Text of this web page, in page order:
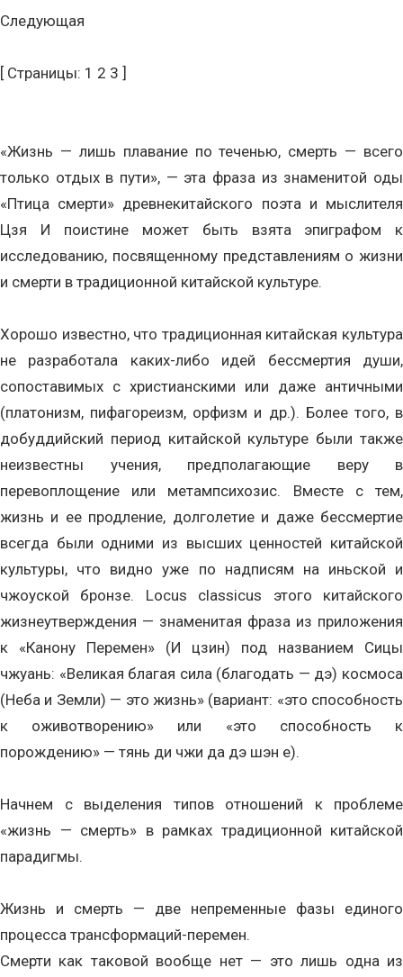
Следующая
[ Страницы: 1 2 3 ]
«Жизнь — лишь плавание по теченью, смерть — всего
только отдых в пути», — эта фраза из знаменитой оды
«Птица смерти» древнекитайского поэта и мыслителя
Цзя И поистине может быть взята эпиграфом к
исследованию, посвященному представлениям о жизни
и смерти в традиционной китайской культуре.
Хорошо известно, что традиционная китайская культура
не разработала каких-либо идей бессмертия души,
сопоставимых с христианскими или даже античными
(платонизм, пифагореизм, орфизм и др.). Более того, в
добуддийский период китайской культуре были также
неизвестны учения, предполагающие веру в
перевоплощение или метампсихозис. Вместе с тем,
жизнь и ее продление, долголетие и даже бессмертие
всегда были одними из высших ценностей китайской
культуры, что видно уже по надписям на иньской и
чжоуской бронзе. Locus classicus этого китайского
жизнеутверждения — знаменитая фраза из приложения
к «Канону Перемен» (И цзин) под названием Сицы
чжуань: «Великая благая сила (благодать — дэ) космоса
(Неба и Земли) — это жизнь» (вариант: «это способность
к оживотворению» или «это способность к
порождению» — тянь ди чжи да дэ шэн е).
Начнем с выделения типов отношений к проблеме
«жизнь — смерть» в рамках традиционной китайской
парадигмы.
Жизнь и смерть — две непременные фазы единого
процесса трансформаций-перемен.
Смерти как таковой вообще нет — это лишь одна из